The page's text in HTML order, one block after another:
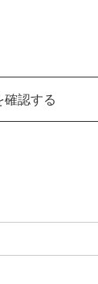
確認する